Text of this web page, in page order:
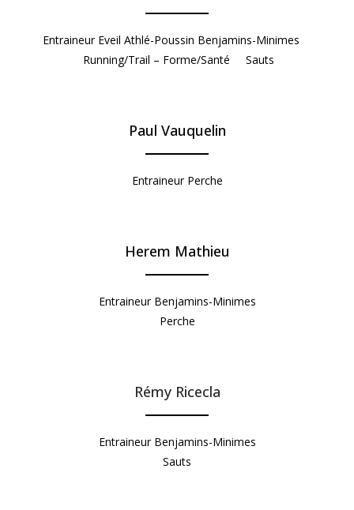
Entraineur Eveil Athlé-Poussin Benjamins-Minimes
Running/Trail – Forme/Santé Sauts
Paul Vauquelin
Entraineur Perche
Herem Mathieu
Entraineur Benjamins-Minimes
Perche
Rémy Ricecla
Entraineur Benjamins-Minimes
Sauts